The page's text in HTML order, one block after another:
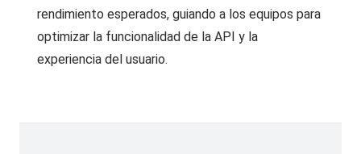
rendimiento esperados, guiando a los equipos para
optimizar la funcionalidad de la API y la
experiencia del usuario.